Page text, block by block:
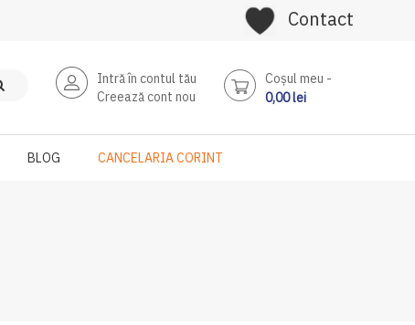
Contact
Intră în contul tău
Creează cont nou
Coşul meu
0,00 lei
BLOG CANCELARIA CORINT